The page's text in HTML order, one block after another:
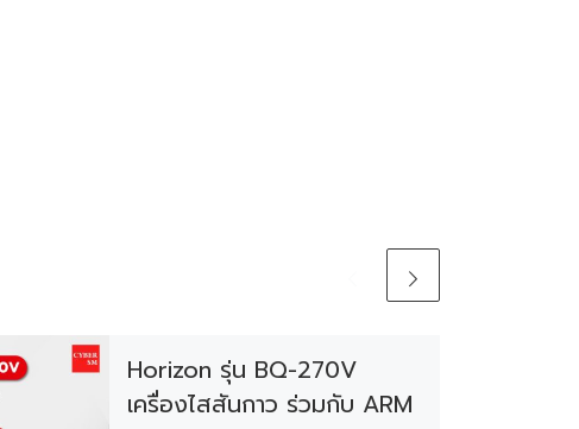
Horizon รุ่น BQ-270V
เครื่องไสสันกาว ร่วมกับ ARM